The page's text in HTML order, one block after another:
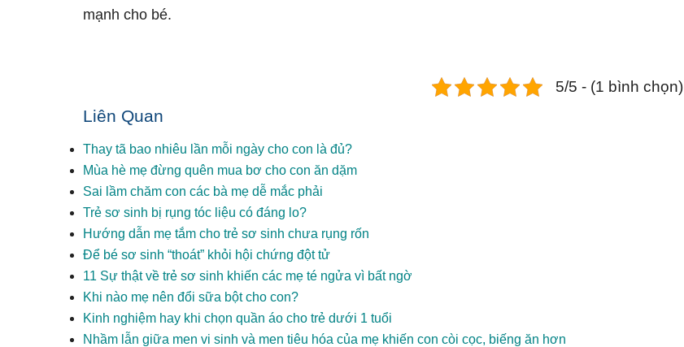
mạnh cho bé.
5/5 - (1 bình chọn)
Liên Quan
Thay tã bao nhiêu lần mỗi ngày cho con là đủ?
Mùa hè mẹ đừng quên mua bơ cho con ăn dặm
Sai lầm chăm con các bà mẹ dễ mắc phải
Trẻ sơ sinh bị rụng tóc liệu có đáng lo?
Hướng dẫn mẹ tắm cho trẻ sơ sinh chưa rụng rốn
Để bé sơ sinh “thoát” khỏi hội chứng đột tử
11 Sự thật về trẻ sơ sinh khiến các mẹ té ngửa vì bất ngờ
Khi nào mẹ nên đổi sữa bột cho con?
Kinh nghiệm hay khi chọn quần áo cho trẻ dưới 1 tuổi
Nhầm lẫn giữa men vi sinh và men tiêu hóa của mẹ khiến con còi cọc, biếng ăn hơn